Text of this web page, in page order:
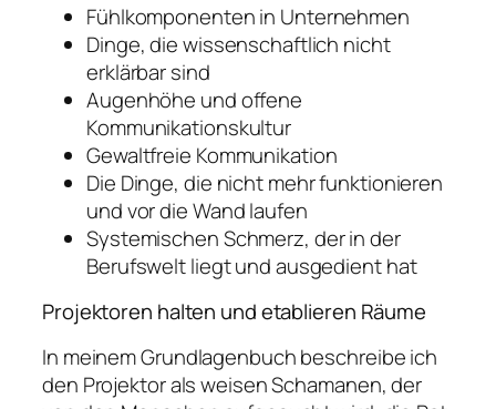
Fühlkomponenten in Unternehmen
Dinge, die wissenschaftlich nicht
erklärbar sind
Augenhöhe und offene
Kommunikationskultur
Gewaltfreie Kommunikation
Die Dinge, die nicht mehr funktionieren
und vor die Wand laufen
Systemischen Schmerz, der in der
Berufswelt liegt und ausgedient hat
Projektoren halten und etablieren Räume
In meinem Grundlagenbuch beschreibe ich
den Projektor als weisen Schamanen, der